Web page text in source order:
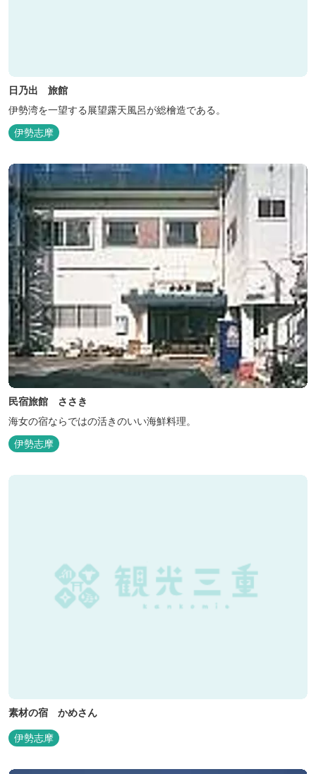
日乃出 旅館
伊勢湾を一望する展望露天風呂が総檜造である。
伊勢志摩
民宿旅館 ささき
海女の宿ならではの活きのいい海鮮料理。
伊勢志摩
素材の宿 かめさん
伊勢志摩